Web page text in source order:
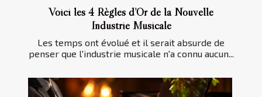
Voici les 4 Règles d’Or de la Nouvelle
Industrie Musicale
Les temps ont évolué et il serait absurde de
penser que l'industrie musicale n'a connu aucun...